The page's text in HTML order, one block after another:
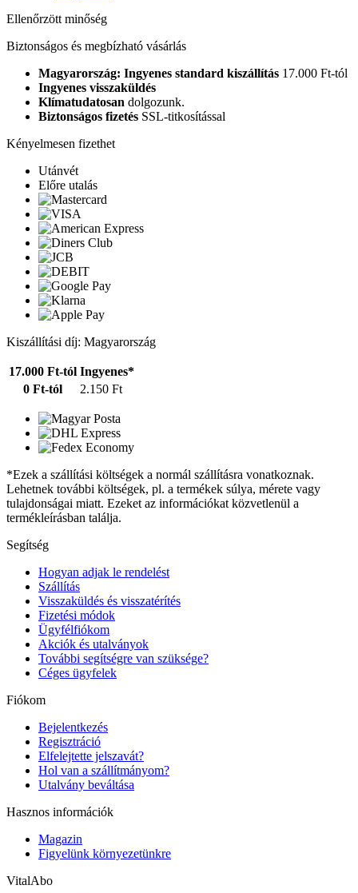
Ellenőrzött minőség
Biztonságos és megbízható vásárlás
Magyarország: Ingyenes standard kiszállítás 17.000 Ft-tól
Ingyenes visszaküldés
Klímatudatosan dolgozunk.
Biztonságos fizetés SSL-titkosítással
Kényelmesen fizethet
Utánvét
Előre utalás
Kiszállítási díj: Magyarország
17.000 Ft-tól Ingyenes*
0 Ft-tól
2.150 Ft
*Ezek a szállítási költségek a normál szállításra vonatkoznak.
Lehetnek további költségek, pl. a termékek súlya, mérete vagy
tulajdonságai miatt. Ezeket az információkat közvetlenül a
termékleírásban találja.
Segítség
Hogyan adjak le rendelést
Szállítás
Visszaküldés és visszatérítés
Fizetési módok
Ügyfélfiókom
Akciók és utalványok
További segítségre van szüksége?
Céges ügyfelek
Fiókom
Bejelentkezés
Regisztráció
Elfelejtette jelszavát?
Hol van a szállítmányom?
Utalvány beváltása
Hasznos információk
Magazin
Figyelünk környezetünkre
VitalAbo